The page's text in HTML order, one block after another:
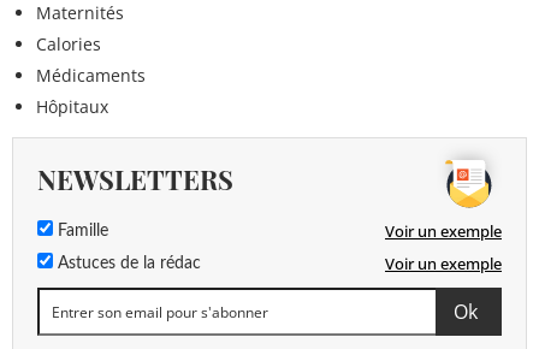
Maternités
Calories
Médicaments
Hôpitaux
NEWSLETTERS
Famille Voir un exemple
Astuces de la rédac Voir un exemple